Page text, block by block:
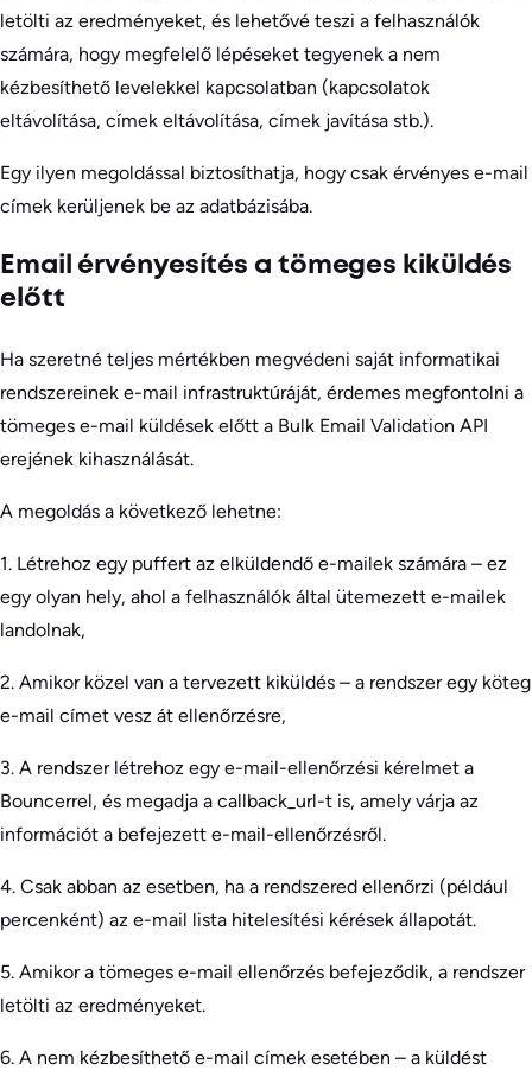
letölti az eredményeket, és lehetővé teszi a felhasználók
számára, hogy megfelelő lépéseket tegyenek a nem
kézbesíthető levelekkel kapcsolatban (kapcsolatok
eltávolítása, címek eltávolítása, címek javítása stb.).
Egy ilyen megoldással biztosíthatja, hogy csak érvényes e-mail
címek kerüljenek be az adatbázisába.
Email érvényesítés a tömeges kiküldés
előtt
Ha szeretné teljes mértékben megvédeni saját informatikai
rendszereinek e-mail infrastruktúráját, érdemes megfontolni a
tömeges e-mail küldések előtt a Bulk Email Validation API
erejének kihasználását.
A megoldás a következő lehetne:
1. Létrehoz egy puffert az elküldendő e-mailek számára – ez
egy olyan hely, ahol a felhasználók által ütemezett e-mailek
landolnak,
2. Amikor közel van a tervezett kiküldés – a rendszer egy köteg
e-mail címet vesz át ellenőrzésre,
3. A rendszer létrehoz egy e-mail-ellenőrzési kérelmet a
Bouncerrel, és megadja a callback_url-t is, amely várja az
információt a befejezett e-mail-ellenőrzésről.
4. Csak abban az esetben, ha a rendszered ellenőrzi (például
percenként) az e-mail lista hitelesítési kérések állapotát.
5. Amikor a tömeges e-mail ellenőrzés befejeződik, a rendszer
letölti az eredményeket.
6. A nem kézbesíthető e-mail címek esetében – a küldést